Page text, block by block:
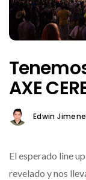
AXE
Edwin
El esperado line
revelado y nos